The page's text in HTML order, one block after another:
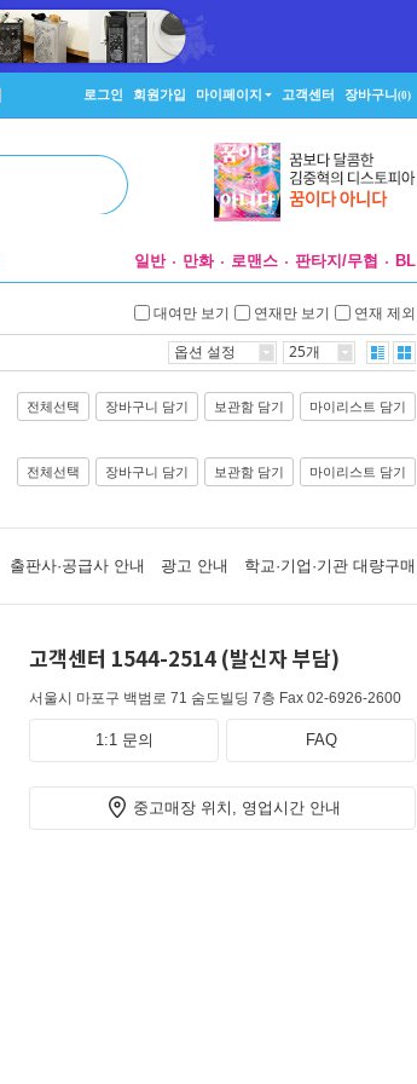
로그인 회원가입 마이페이지 고객센터 장바구니(0)
일반 만화 로맨스 판타지/무협 BL
대여만 보기 연재만 보기 연재 제외
옵션 설정 25개
전체선택 장바구니 담기 보관함 담기 마이리스트 담기
전체선택 장바구니 담기 보관함 담기 마이리스트 담기
출판사·공급사 안내 광고 안내 학교·기업·기관 대량구매
고객센터 1544-2514 (발신자 부담)
서울시 마포구 백범로 71 숨도빌딩 7층 Fax 02-6926-2600
1:1 문의 FAQ
중고매장 위치, 영업시간 안내